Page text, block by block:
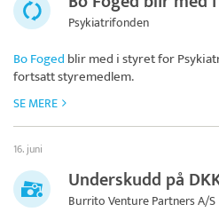
Psykiatrifonden
Bo Foged blir med i styret for
fortsatt styremedlem.
SE MERE
16. juni
Underskudd på
Burrito Venture Partners A/S